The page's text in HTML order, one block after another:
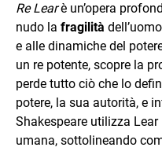
Re Learè un’opera
nudo la fragilità
e alle dinamiche del
un re potente, scopre la
perde tutto ciò che lo
potere, la sua autorità, e
Shakespeare utilizza
umana, sottolineando